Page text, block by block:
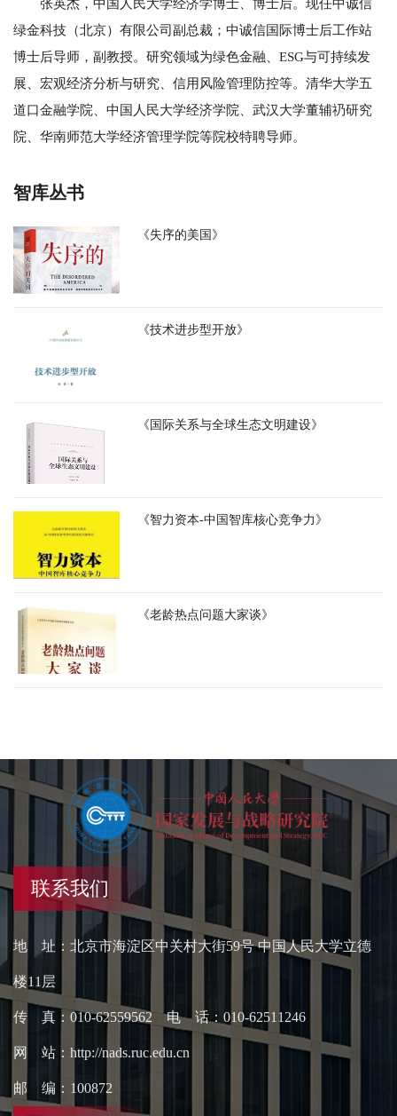
张英杰，中国人民大学经济学博士、博士后。现任中诚信
绿金科技（北京）有限公司副总裁；中诚信国际博士后工作站
博士后导师，副教授。研究领域为绿色金融、ESG与可持续发
展、宏观经济分析与研究、信用风险管理防控等。清华大学五
道口金融学院、中国人民大学经济学院、武汉大学董辅礽研究
院、华南师范大学经济管理学院等院校特聘导师。
智库丛书
《失序的美国》
《技术进步型开放》
《国际关系与全球生态文明建设》
《智力资本-中国智库核心竞争力》
《老龄热点问题大家谈》
联系我们
地 址：北京市海淀区中关村大街59号 中国人民大学立德
楼11层
传 真：010-62559562 电 话：010-62511246
网 站：http://nads.ruc.edu.cn
邮 编：100872